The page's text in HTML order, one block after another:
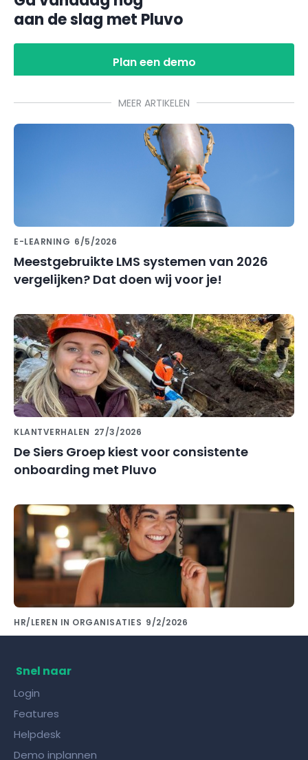
aan de slag met Pluvo
Plan een demo
MEER ARTIKELEN
E-LEARNING 6/5/2026
Meestgebruikte LMS systemen van 2026
vergelijken? Dat doen wij voor je!
KLANTVERHALEN 27/3/2026
De Siers Groep kiest voor consistente
onboarding met Pluvo
HR/LEREN IN ORGANISATIES 9/2/2026
Snel naar
Login
Features
Helpdesk
Demo inplannen